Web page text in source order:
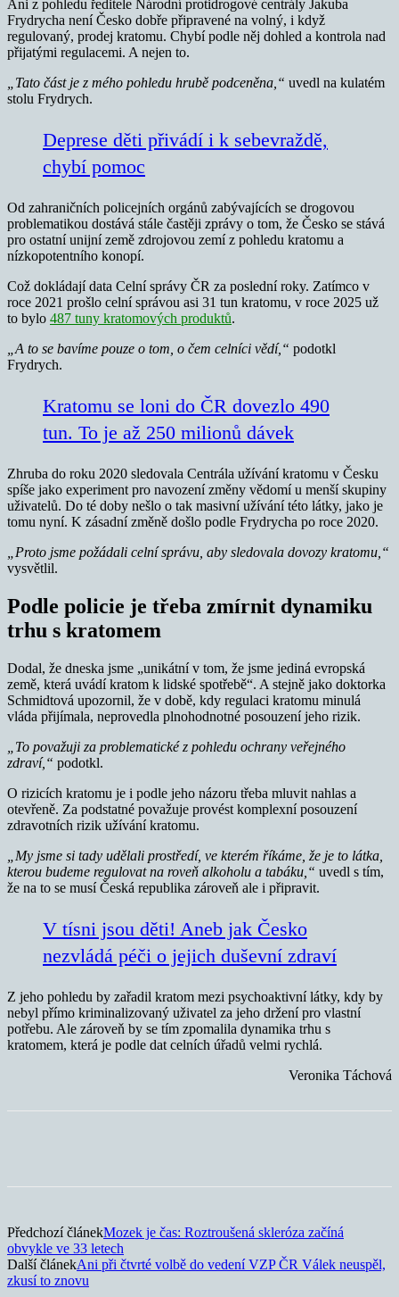
Ani z pohledu ředitele Národní protidrogové centrály Jakuba
Frydrycha není Česko dobře připravené na volný, i když
regulovaný, prodej kratomu. Chybí podle něj dohled a kontrola nad
přijatými regulacemi. A nejen to.
„Tato část je z mého pohledu hrubě podceněna,“ uvedl na kulatém
stolu Frydrych.
Deprese děti přivádí i k sebevraždě,
chybí pomoc
Od zahraničních policejních orgánů zabývajících se drogovou
problematikou dostává stále častěji zprávy o tom, že Česko se stává
pro ostatní unijní země zdrojovou zemí z pohledu kratomu a
nízkopotentního konopí.
Což dokládají data Celní správy ČR za poslední roky. Zatímco v
roce 2021 prošlo celní správou asi 31 tun kratomu, v roce 2025 už
to bylo 487 tuny kratomových produktů.
„A to se bavíme pouze o tom, o čem celníci vědí,“ podotkl
Frydrych.
Kratomu se loni do ČR dovezlo 490
tun. To je až 250 milionů dávek
Zhruba do roku 2020 sledovala Centrála užívání kratomu v Česku
spíše jako experiment pro navození změny vědomí u menší skupiny
uživatelů. Do té doby nešlo o tak masivní užívání této látky, jako je
tomu nyní. K zásadní změně došlo podle Frydrycha po roce 2020.
„Proto jsme požádali celní správu, aby sledovala dovozy kratomu,“
vysvětlil.
Podle policie je třeba zmírnit dynamiku
trhu s kratomem
Dodal, že dneska jsme „unikátní v tom, že jsme jediná evropská
země, která uvádí kratom k lidské spotřebě“. A stejně jako doktorka
Schmidtová upozornil, že v době, kdy regulaci kratomu minulá
vláda přijímala, neprovedla plnohodnotné posouzení jeho rizik.
„To považuji za problematické z pohledu ochrany veřejného
zdraví,“ podotkl.
O rizicích kratomu je i podle jeho názoru třeba mluvit nahlas a
otevřeně. Za podstatné považuje provést komplexní posouzení
zdravotních rizik užívání kratomu.
„My jsme si tady udělali prostředí, ve kterém říkáme, že je to látka,
kterou budeme regulovat na roveň alkoholu a tabáku,“ uvedl s tím,
že na to se musí Česká republika zároveň ale i připravit.
V tísni jsou děti! Aneb jak Česko
nezvládá péči o jejich duševní zdraví
Z jeho pohledu by zařadil kratom mezi psychoaktivní látky, kdy by
nebyl přímo kriminalizovaný uživatel za jeho držení pro vlastní
potřebu. Ale zároveň by se tím zpomalila dynamika trhu s
kratomem, která je podle dat celních úřadů velmi rychlá.
Veronika Táchová
Předchozí článekMozek je čas: Roztroušená skleróza začíná
obvykle ve 33 letech
Další článekAni při čtvrté volbě do vedení VZP ČR Válek neuspěl,
zkusí to znovu